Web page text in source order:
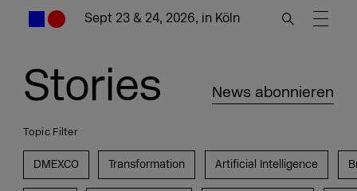
Sept 23 & 24, 2026, in Köln
Stories News abonnieren
Topic Filter
DMEXCO Transformation Artificial Intelligence